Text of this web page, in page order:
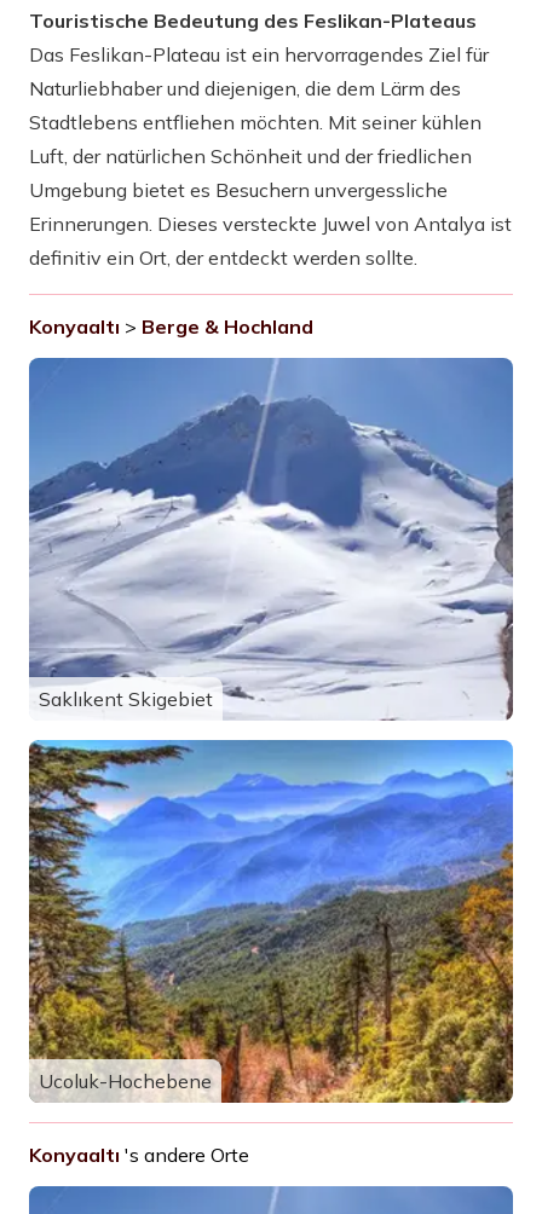
Touristische Bedeutung des Feslikan-Plateaus
Das Feslikan-Plateau ist ein hervorragendes Ziel für
Naturliebhaber und diejenigen, die dem Lärm des
Stadtlebens entfliehen möchten. Mit seiner kühlen
Luft, der natürlichen Schönheit und der friedlichen
Umgebung bietet es Besuchern unvergessliche
Erinnerungen. Dieses versteckte Juwel von Antalya ist
definitiv ein Ort, der entdeckt werden sollte.
Konyaaltı > Berge & Hochland
Saklıkent Skigebiet
Ucoluk-Hochebene
Konyaaltı 's andere Orte